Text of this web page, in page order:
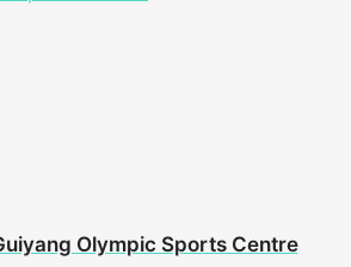
Olympic Sports Centre